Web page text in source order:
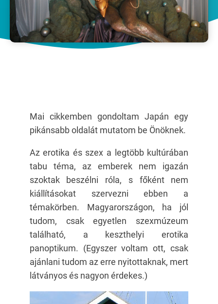
Mai cikkemben gondoltam Japán egy
pikánsabb oldalát mutatom be Önöknek.
Az erotika és szex a legtöbb kultúrában
tabu téma, az emberek nem igazán
szoktak beszélni róla, s főként nem
kiállításokat szervezni ebben a
témakörben. Magyarországon, ha jól
tudom, csak egyetlen szexmúzeum
található, a keszthelyi erotika
panoptikum. (Egyszer voltam ott, csak
ajánlani tudom az erre nyitottaknak, mert
látványos és nagyon érdekes.)